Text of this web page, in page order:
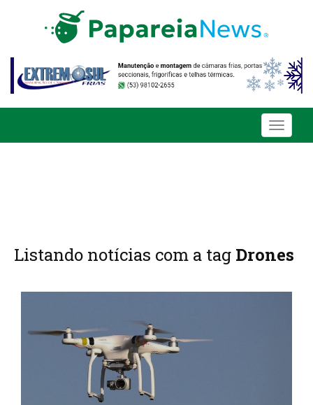
Toggle
Listando notícias com a tag Drones